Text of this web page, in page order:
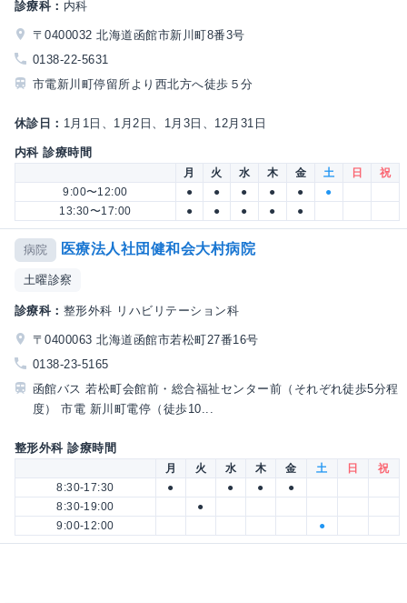
診療科： 内科
〒0400032 北海道函館市新川町8番3号
0138-22-5631
市電新川町停留所より西北方へ徒歩５分
休診日： 1月1日、1月2日、1月3日、12月31日
内科 診療時間
月 火 水 木 金 土 日
祝
9:00〜12:00
● ● ● ● ●
●
13:30〜17:00
● ● ● ● ●
病院 医療法人社団健和会大村病院
土曜診察
診療科： 整形外科 リハビリテーション科
〒0400063 北海道函館市若松町27番16号
0138-23-5165
函館バス 若松町会館前・総合福祉センター前（それぞれ徒歩5分程
度） 市電 新川町電停（徒歩10...
整形外科 診療時間
月 火 水 木 金 土 日
祝
8:30-17:30
● ● ●
●
8:30-19:00
●
9:00-12:00
●